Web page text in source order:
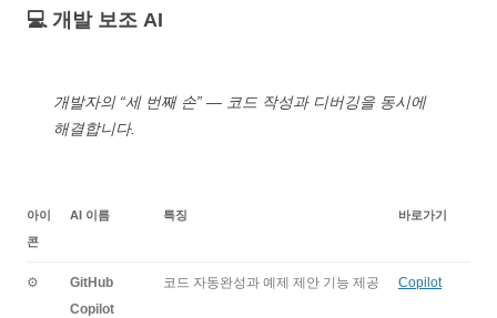
💻 개발 보조 AI
개발자의 “세 번째 손” — 코드 작성과 디버깅을 동시에
해결합니다.
아이
콘
AI 이름 특징 바로가기
⚙️
GitHub
Copilot
코드 자동완성과 예제 제안 기능 제공 Copilot